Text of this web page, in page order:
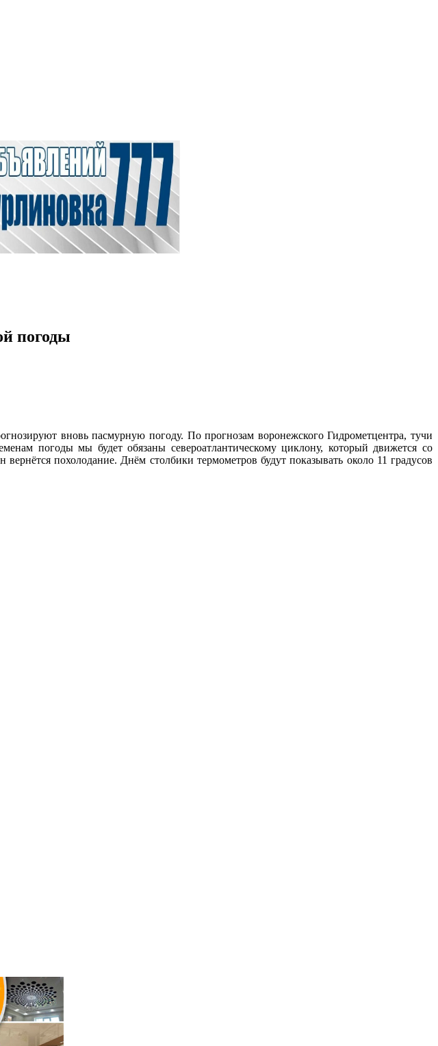
погоды
вновь пасмурную погоду. По прогнозам воронежского Гидрометцентра, тучи
погоды мы будет обязаны североатлантическому циклону, который движется со
похолодание. Днём столбики термометров будут показывать около 11 градусов